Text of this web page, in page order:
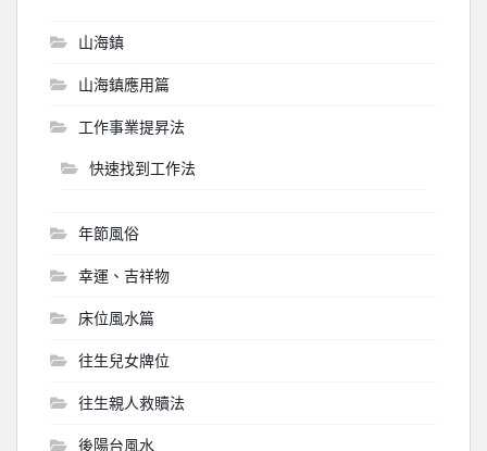
山海鎮
山海鎮應用篇
工作事業提昇法
快速找到工作法
年節風俗
幸運、吉祥物
床位風水篇
往生兒女牌位
往生親人救贖法
後陽台風水